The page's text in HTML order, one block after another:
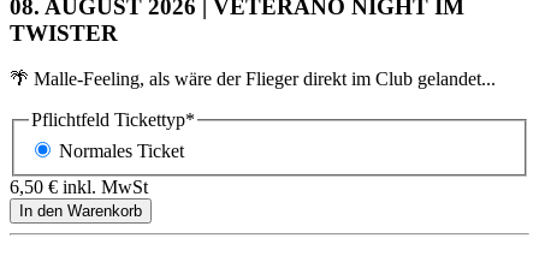
08. AUGUST 2026 | VETERANO NIGHT IM
TWISTER
🌴 Malle-Feeling, als wäre der Flieger direkt im Club gelandet...
Pflichtfeld Tickettyp*
Normales Ticket
6,50 € inkl. MwSt